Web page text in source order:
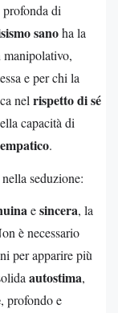
di
sanoha la
manipolativo,
e per chi la
nel rispetto di sé
capacità di
empatico.
seduzione:
esincera, la
è necessario
per apparire più
autostima,
, profondo e